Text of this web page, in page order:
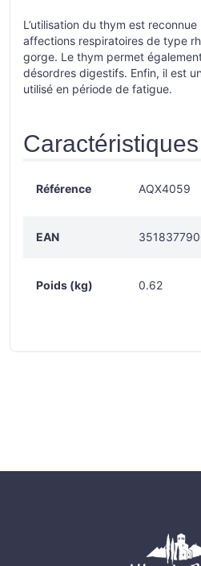
L’utilisation du thym est
affections respiratoires de type
gorge. Le thym permet
désordres digestifs. Enfin, il est
utilisé en période de fatigue.
Caractéristiques
Référence AQX4059
EAN
Poids (kg) 0.62